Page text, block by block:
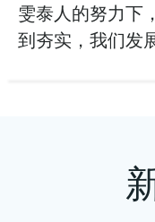
雯泰人的努力下
到夯实，我们发